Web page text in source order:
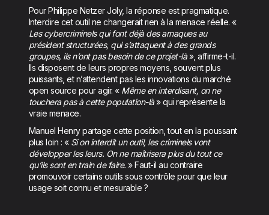
Pour Philippe Netzer Joly, la réponse est pragmatique.
Interdire cet outil ne changerait rien à la menace réelle. «
Les cybercriminels qui font déjà des arnaques au
président structurées, qui s’attaquent à des grands
groupes, ils n’ont pas besoin de ce projet-là», affirme-t-il.
Ils disposent de leurs propres moyens, souvent plus
puissants, et n’attendent pas les innovations du marché
open source pour agir. « Même en interdisant, on ne
touchera pas à cette population-là» qui représente la
vraie menace.
Manuel Henry partage cette position, tout en la poussant
plus loin : « Si on interdit un outil, les criminels vont
développer les leurs. On ne maîtrisera plus du tout ce
qu’ils sont en train de faire. » Faut-il au contraire
promouvoir certains outils sous contrôle pour que leur
usage soit connu et mesurable ?